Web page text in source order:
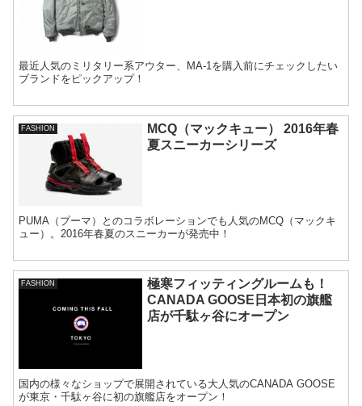
最近人気のミリタリー系アウター、MA-1を購入前にチェックしたい
ブランドをピックアップ！
FASHION
MCQ（マックキュー） 2016年春
夏スニーカーシリーズ
PUMA（プーマ）とのコラボレーションでも人気のMCQ（マックキ
ュー）。2016年春夏のスニーカーが発売中！
FASHION
極寒フィッティングルームも！
CANADA GOOSE日本初の旗艦
店が千駄ヶ谷にオープン
国内の様々なショップで展開されている大人気のCANADA GOOSE
が東京・千駄ヶ谷に初の旗艦店をオープン！